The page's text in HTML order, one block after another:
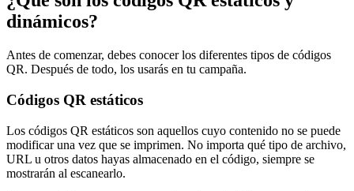
dinámicos?
Antes de comenzar, debes conocer los diferentes tipos de códigos
QR. Después de todo, los usarás en tu campaña.
Códigos QR estáticos
Los códigos QR estáticos son aquellos cuyo contenido no se puede
modificar una vez que se imprimen. No importa qué tipo de archivo,
URL u otros datos hayas almacenado en el código, siempre se
mostrarán al escanearlo.